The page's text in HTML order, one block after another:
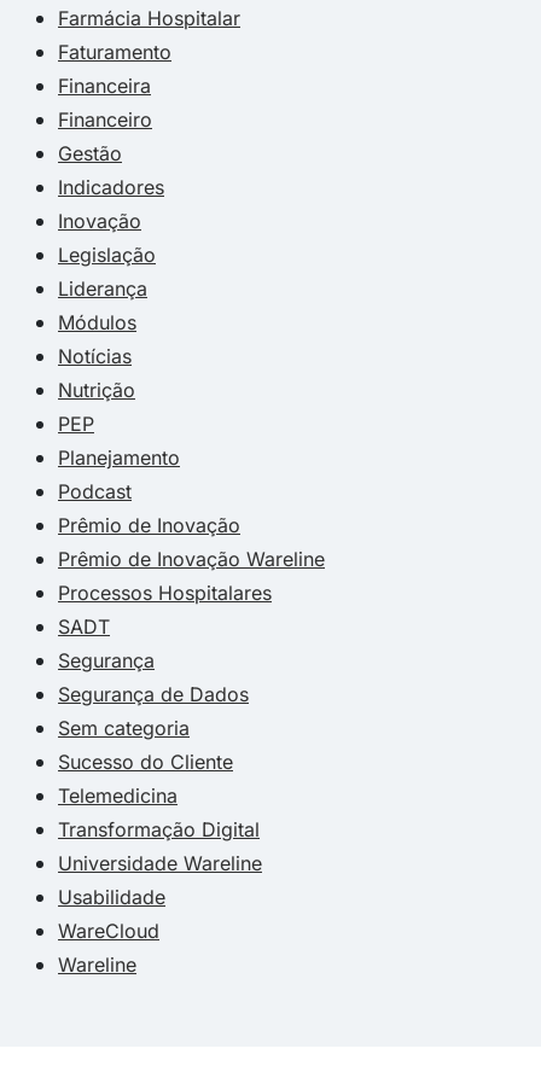
Farmácia Hospitalar
Faturamento
Financeira
Financeiro
Gestão
Indicadores
Inovação
Legislação
Liderança
Módulos
Notícias
Nutrição
PEP
Planejamento
Podcast
Prêmio de Inovação
Prêmio de Inovação Wareline
Processos Hospitalares
SADT
Segurança
Segurança de Dados
Sem categoria
Sucesso do Cliente
Telemedicina
Transformação Digital
Universidade Wareline
Usabilidade
WareCloud
Wareline